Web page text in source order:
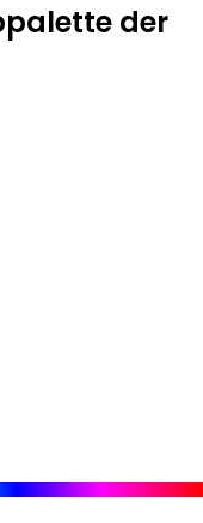
der